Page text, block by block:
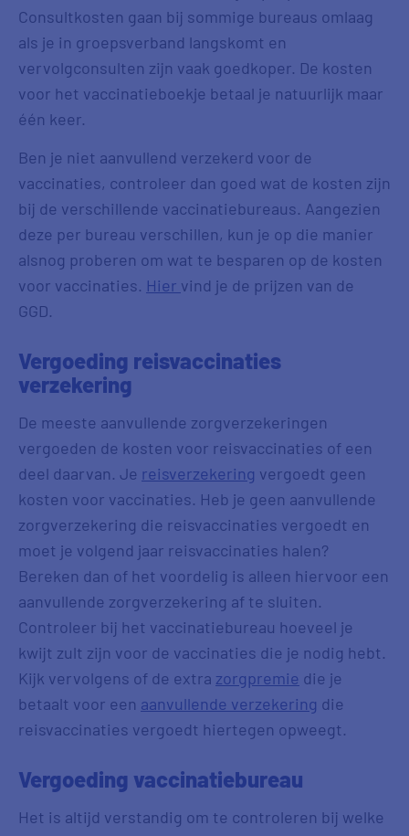
Consultkosten gaan bij sommige bureaus omlaag
als je in groepsverband langskomt en
vervolgconsulten zijn vaak goedkoper. De kosten
voor het vaccinatieboekje betaal je natuurlijk maar
één keer.
Ben je niet aanvullend verzekerd voor de
vaccinaties, controleer dan goed wat de kosten zijn
bij de verschillende vaccinatiebureaus. Aangezien
deze per bureau verschillen, kun je op die manier
alsnog proberen om wat te besparen op de kosten
voor vaccinaties. Hier vind je de prijzen van de
GGD.
Vergoeding reisvaccinaties
verzekering
De meeste aanvullende zorgverzekeringen
vergoeden de kosten voor reisvaccinaties of een
deel daarvan. Je reisverzekering vergoedt geen
kosten voor vaccinaties. Heb je geen aanvullende
zorgverzekering die reisvaccinaties vergoedt en
moet je volgend jaar reisvaccinaties halen?
Bereken dan of het voordelig is alleen hiervoor een
aanvullende zorgverzekering af te sluiten.
Controleer bij het vaccinatiebureau hoeveel je
kwijt zult zijn voor de vaccinaties die je nodig hebt.
Kijk vervolgens of de extra zorgpremie die je
betaalt voor een aanvullende verzekering die
reisvaccinaties vergoedt hiertegen opweegt.
Vergoeding vaccinatiebureau
Het is altijd verstandig om te controleren bij welke